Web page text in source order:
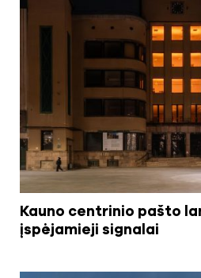
Kauno centrinio pašto
įspėjamieji signalai